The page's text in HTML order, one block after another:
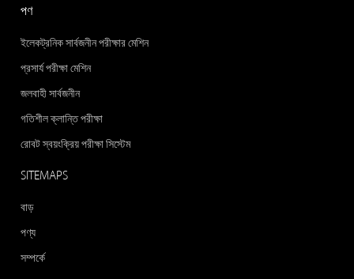
পণ
ইলেকট্রনিক সার্বজনীন পরীক্ষার মেশিন
প্রসার্য পরীক্ষা মেশিন
জলবাহী সার্বজনীন
গতিশীল ক্লান্তি পরীক্ষা
রোবট স্বয়ংক্রিয় পরীক্ষা সিস্টেম
SITEMAPS
বাড়
পণ্য
সম্পর্কে